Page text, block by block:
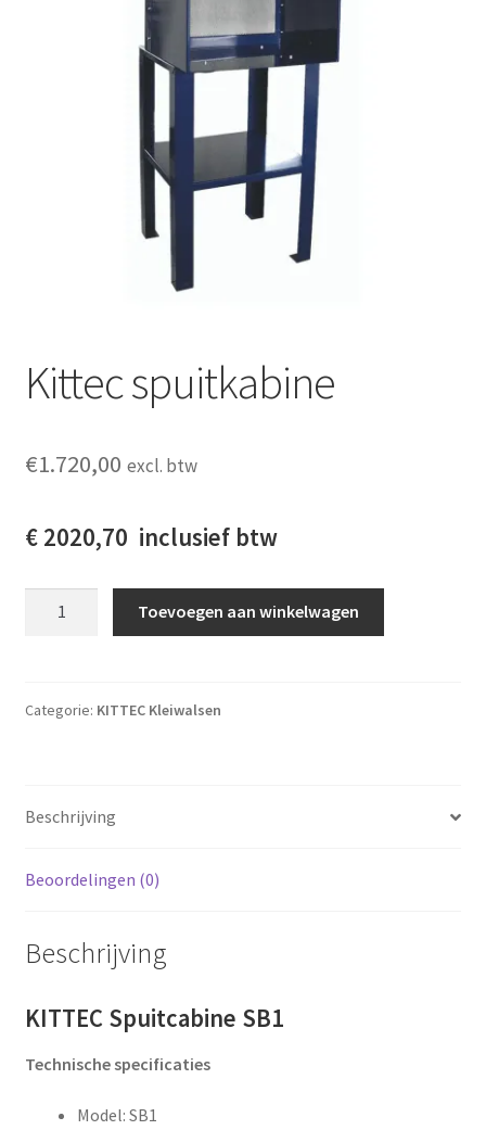
Kittec spuitkabine
€1.720,00 excl. btw
€ 2020,70 inclusief btw
Toevoegen aan winkelwagen
Categorie: KITTEC Kleiwalsen
Beschrijving
Beoordelingen (0)
Beschrijving
KITTEC Spuitcabine SB1
Technische specificaties
Model: SB1